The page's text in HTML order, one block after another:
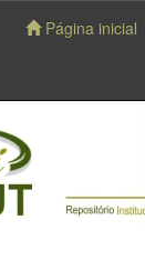
Página inicial